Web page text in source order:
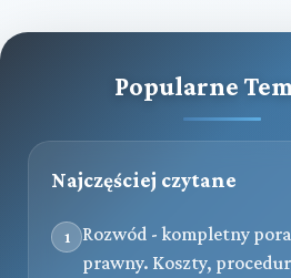
Popularne
Najczęściej czytane
1
Rozwód - kompletny
prawny. Koszty,